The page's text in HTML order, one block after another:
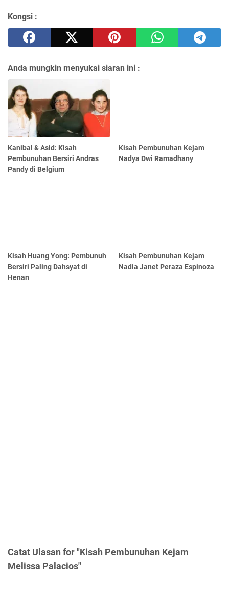
Kongsi :
Anda mungkin menyukai siaran ini :
Kanibal & Asid: Kisah
Pembunuhan Bersiri Andras
Pandy di Belgium
Kisah Pembunuhan Kejam
Nadya Dwi Ramadhany
Kisah Huang Yong: Pembunuh
Bersiri Paling Dahsyat di
Henan
Kisah Pembunuhan Kejam
Nadia Janet Peraza Espinoza
Catat Ulasan for "Kisah Pembunuhan Kejam
Melissa Palacios"